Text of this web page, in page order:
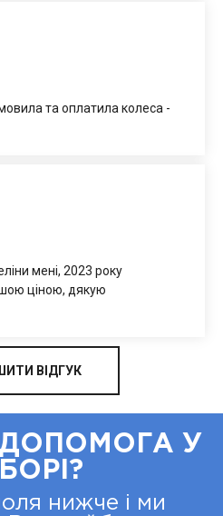
та оплатила колеса -
мені, 2023 року
ціною, дякую
ВІДГУК
ДОПОМОГА У
нижче і ми